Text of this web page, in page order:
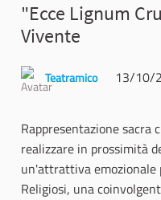
"Ecce Lignum
Vivente
Teatramico 13/10/
Rappresentazione sacra
realizzare in prossimità
un'attrattiva
Religiosi, una